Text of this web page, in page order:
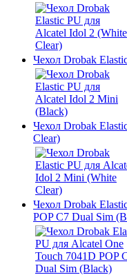
Чехол Drobak
Чехол Drobak
Clear)
Чехол Drobak
POP C7 Dual Sim